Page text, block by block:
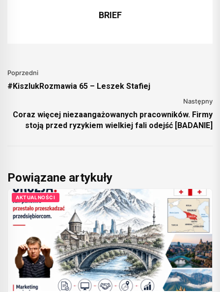
BRIEF
Poprzedni
#KiszlukRozmawia 65 – Leszek Stafiej
Następny
Coraz więcej niezaangażowanych pracowników. Firmy
stoją przed ryzykiem wielkiej fali odejść [BADANIE]
Powiązane artykuły
AKTUALNOŚCI